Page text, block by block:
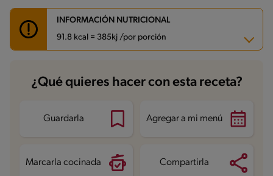
INFORMACIÓN NUTRICIONAL
91.8 kcal = 385kj /por porción
Carbohidratos
6.5 g
Energía 91.8 kcal
Proteína
Grasas saturadas 1.1 g
¿Qué quieres hacer con esta receta?
Guardarla Agregar a mi menú
Marcarla cocinada Compartirla